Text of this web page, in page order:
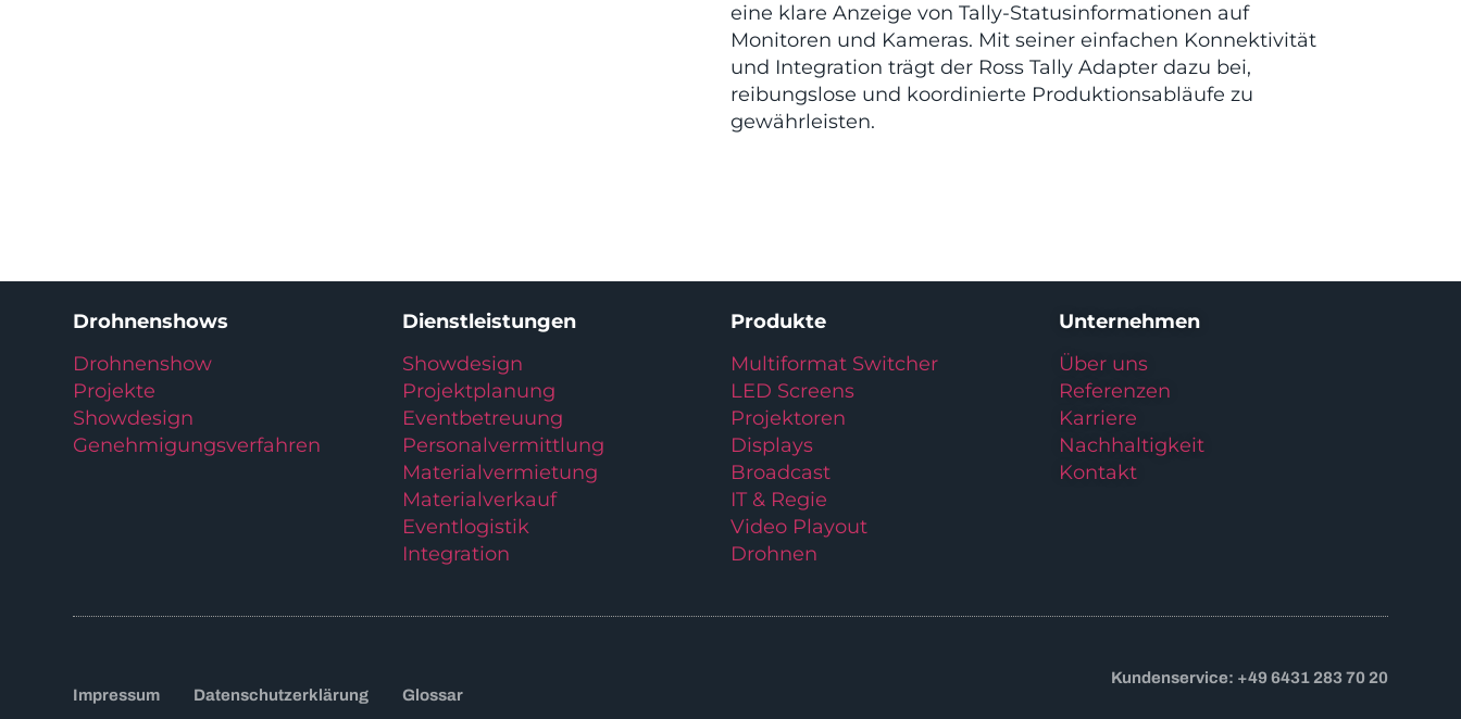
eine klare Anzeige von Tally-Statusinformationen auf
Monitoren und Kameras. Mit seiner einfachen Konnektivität
und Integration trägt der Ross Tally Adapter dazu bei,
reibungslose und koordinierte Produktionsabläufe zu
gewährleisten.
Drohnenshows
Drohnenshow
Projekte
Showdesign
Genehmigungsverfahren
Dienstleistungen
Showdesign
Projektplanung
Eventbetreuung
Personalvermittlung
Materialvermietung
Materialverkauf
Eventlogistik
Integration
Produkte
Multiformat Switcher
LED Screens
Projektoren
Displays
Broadcast
IT & Regie
Video Playout
Drohnen
Unternehmen
Über uns
Referenzen
Karriere
Nachhaltigkeit
Kontakt
Impressum Datenschutzerklärung Glossar
Kundenservice: +49 6431 283 70 20